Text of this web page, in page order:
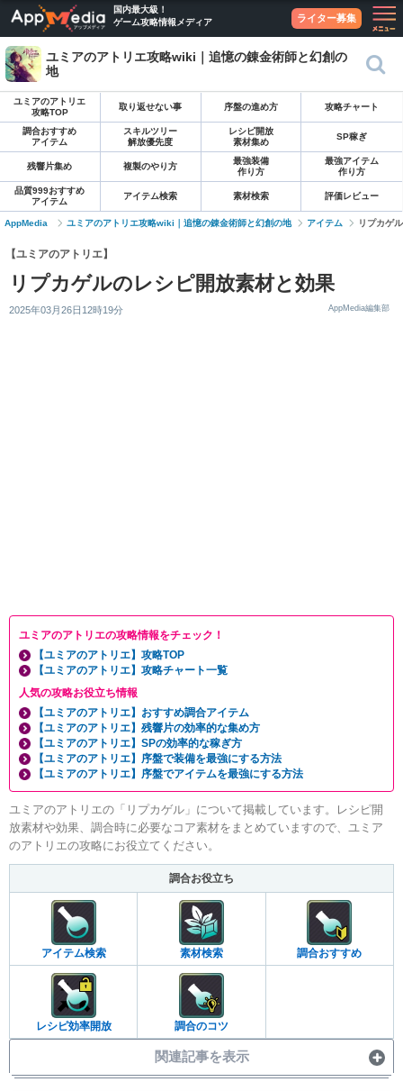
国内最大級！
ゲーム攻略情報メディア
ライター募集
ユミアのアトリエ攻略wiki｜追憶の錬金術師と幻創の
地
ユミアのアトリエ
攻略TOP
取り返せない事 序盤の進め方 攻略チャート
調合おすすめ
アイテム
スキルツリー
解放優先度
レシピ開放
素材集め
SP稼ぎ
残響片集め 複製のやり方
最強装備
作り方
最強アイテム
作り方
品質999おすすめ
アイテム
アイテム検索 素材検索 評価レビュー
AppMedia ユミアのアトリエ攻略wiki｜追憶の錬金術師と幻創の地 アイテム リプカゲル
【ユミアのアトリエ】
リプカゲルのレシピ開放素材と効果
2025年03月26日12時19分 AppMedia編集部
ユミアのアトリエの攻略情報をチェック！
【ユミアのアトリエ】攻略TOP
【ユミアのアトリエ】攻略チャート一覧
人気の攻略お役立ち情報
【ユミアのアトリエ】おすすめ調合アイテム
【ユミアのアトリエ】残響片の効率的な集め方
【ユミアのアトリエ】SPの効率的な稼ぎ方
【ユミアのアトリエ】序盤で装備を最強にする方法
【ユミアのアトリエ】序盤でアイテムを最強にする方法
ユミアのアトリエの「リプカゲル」について掲載しています。レシピ開
放素材や効果、調合時に必要なコア素材をまとめていますので、ユミア
のアトリエの攻略にお役立てください。
調合お役立ち
アイテム検索 素材検索 調合おすすめ
レシピ効率開放 調合のコツ
関連記事を表示